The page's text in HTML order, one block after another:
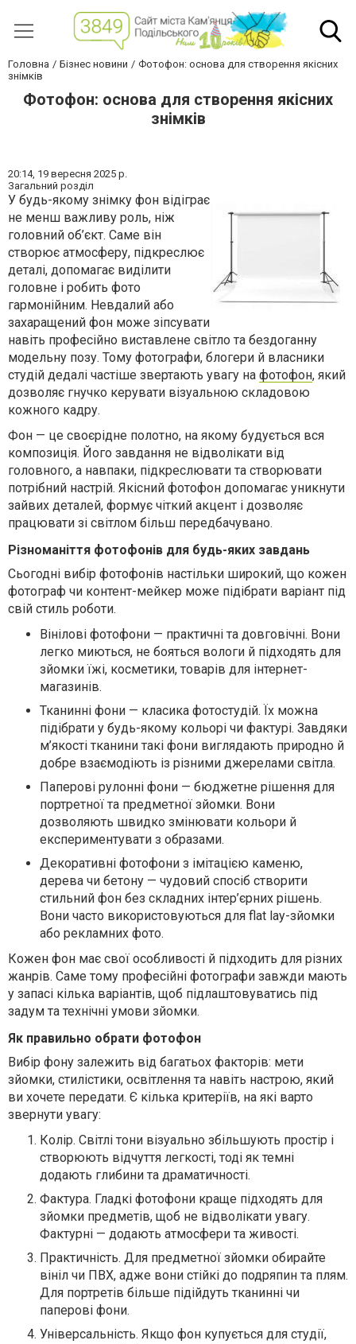
Головна Бізнес новини
Фотофон: основа для створення якісних
знімків
Фотофон: основа для створення якісних
знімків
20:14, 19 вересня 2025 р.
Загальний розділ
У будь-якому знімку фон відіграє
не менш важливу роль, ніж
головний об’єкт. Саме він
створює атмосферу, підкреслює
деталі, допомагає виділити
головне і робить фото
гармонійним. Невдалий або
захаращений фон може зіпсувати
навіть професійно виставлене світло та бездоганну
модельну позу. Тому фотографи, блогери й власники
студій дедалі частіше звертають увагу на фотофон, який
дозволяє гнучко керувати візуальною складовою
кожного кадру.
Фон — це своєрідне полотно, на якому будується вся
композиція. Його завдання не відволікати від
головного, а навпаки, підкреслювати та створювати
потрібний настрій. Якісний фотофон допомагає уникнути
зайвих деталей, формує чіткий акцент і дозволяє
працювати зі світлом більш передбачувано.
Різноманіття фотофонів для будь-яких завдань
Сьогодні вибір фотофонів настільки широкий, що кожен
фотограф чи контент-мейкер може підібрати варіант під
свій стиль роботи.
Вінілові фотофони — практичні та довговічні. Вони
легко миються, не бояться вологи й підходять для
зйомки їжі, косметики, товарів для інтернет-
магазинів.
Тканинні фони — класика фотостудій. Їх можна
підібрати у будь-якому кольорі чи фактурі. Завдяки
м’якості тканини такі фони виглядають природно й
добре взаємодіють із різними джерелами світла.
Паперові рулонні фони — бюджетне рішення для
портретної та предметної зйомки. Вони
дозволяють швидко змінювати кольори й
експериментувати з образами.
Декоративні фотофони з імітацією каменю,
дерева чи бетону — чудовий спосіб створити
стильний фон без складних інтер’єрних рішень.
Вони часто використовуються для flat lay-зйомки
або рекламних фото.
Кожен фон має свої особливості й підходить для різних
жанрів. Саме тому професійні фотографи завжди мають
у запасі кілька варіантів, щоб підлаштовуватись під
задум та технічні умови зйомки.
Як правильно обрати фотофон
Вибір фону залежить від багатьох факторів: мети
зйомки, стилістики, освітлення та навіть настрою, який
ви хочете передати. Є кілька критеріїв, на які варто
звернути увагу:
Колір. Світлі тони візуально збільшують простір і
створюють відчуття легкості, тоді як темні
додають глибини та драматичності.
Фактура. Гладкі фотофони краще підходять для
зйомки предметів, щоб не відволікати увагу.
Фактурні — додають атмосфери та живості.
Практичність. Для предметної зйомки обирайте
вініл чи ПВХ, адже вони стійкі до подряпин та плям.
Для портретів більше підійдуть тканинні чи
паперові фони.
Універсальність. Якщо фон купується для студії,